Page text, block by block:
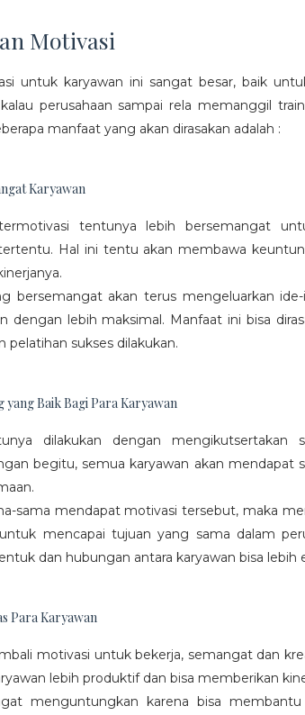
Motivasi
untuk karyawan ini sangat besar, baik
perusahaan sampai rela memanggil
manfaat yang akan dirasakan adalah :
Karyawan
tentunya lebih bersemangat
Hal ini tentu akan membawa
bersemangat akan terus mengeluarkan
dengan lebih maksimal. Manfaat ini bisa
pelatihan sukses dilakukan.
yang Baik Bagi Para Karyawan
dilakukan dengan mengikutsertakan
begitu, semua karyawan akan mendapat
sama mendapat motivasi tersebut, maka
mencapai tujuan yang sama dalam
dan hubungan antara karyawan bisa lebih
Para Karyawan
motivasi untuk bekerja, semangat dan
lebih produktif dan bisa memberikan
menguntungkan karena bisa